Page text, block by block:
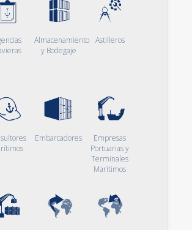
Almacenamiento
y Bodegaje
Astilleros
Embarcadores
Empresas
Portuarias y
Terminales
Marítimos